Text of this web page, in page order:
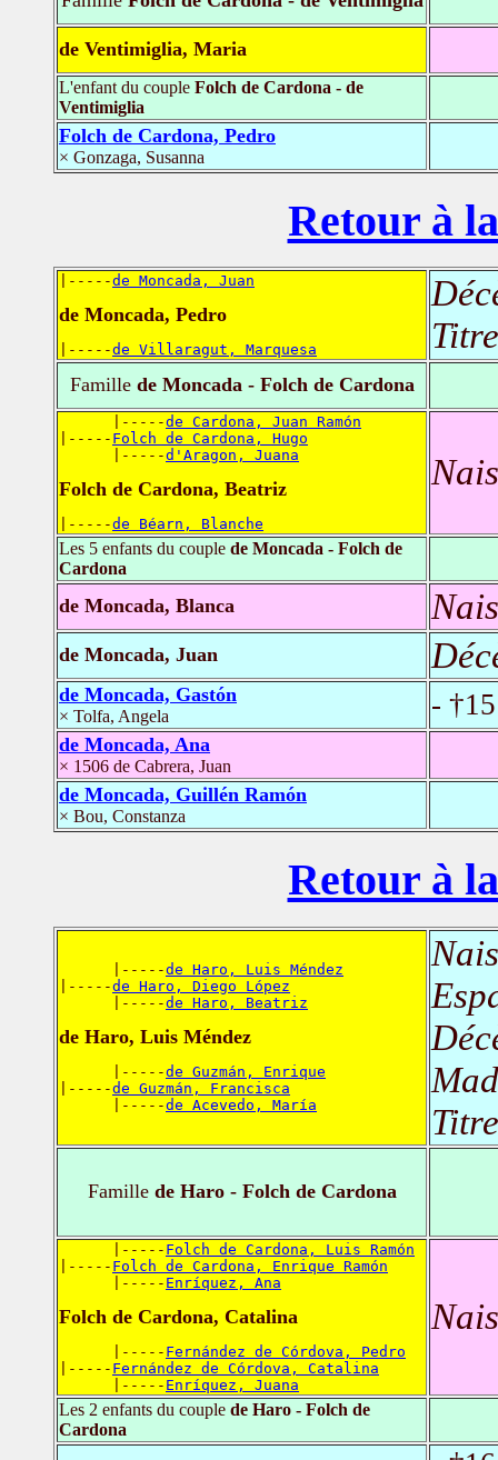
de Ventimiglia, Maria
L'enfant du couple Folch de Cardona - de
Ventimiglia
Folch de Cardona, Pedro
× Gonzaga, Susanna
Retour à
|-----de Moncada, Juan
de Moncada, Pedro
|-----de Villaragut, Marquesa
Famillede Moncada - Folch de Cardona
      |-----
de Cardona, Juan Ramón
|----- Folch de Cardona, Hugo
      |-----
d'Aragon, Juana
Folch de Cardona, Beatriz
|-----de Béarn, Blanche
Les 5 enfants du couple de Moncada - Folch de
Cardona
de Moncada, Blanca
de Moncada, Juan
de Moncada, Gastón
× Tolfa, Angela -
de Moncada, Ana
× 1506 de Cabrera, Juan
de Moncada, Guillén Ramón
× Bou, Constanza
Retour à
      |-----
de Haro, Luis Méndez
|-----de Haro, Diego López
      |-----
de Haro, Beatriz
de Haro, Luis Méndez
      |-----
de Guzmán, Enrique
|-----de Guzmán, Francisca
      |-----
de Acevedo, María
Famillede Haro - Folch de Cardona
      |-----
Folch de Cardona, Luis Ramón
|----- Folch de Cardona, Enrique Ramón
      |-----
Enríquez, Ana
Folch de Cardona, Catalina
      |-----
Fernández de Córdova, Pedro
|----- Fernández de Córdova, Catalina
      |-----
Enríquez, Juana
Les 2 enfants du couple de Haro - Folch de
Cardona